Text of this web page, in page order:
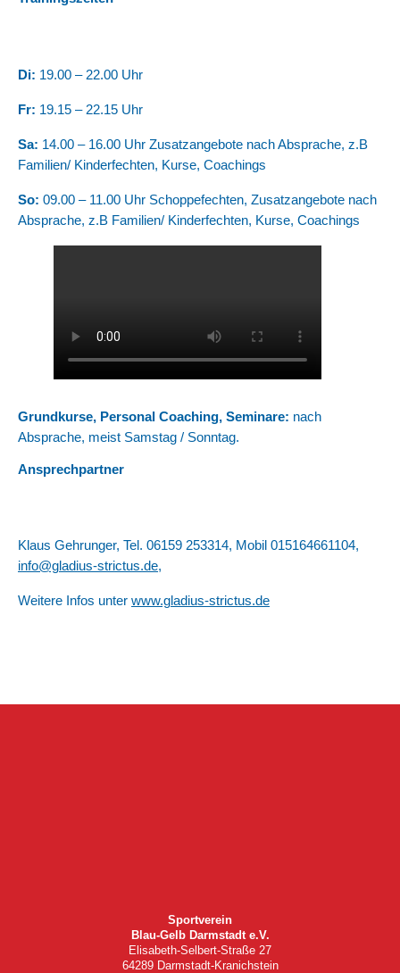
Di: 19.00 – 22.00 Uhr
Fr: 19.15 – 22.15 Uhr
Sa: 14.00 – 16.00 Uhr Zusatzangebote nach Absprache, z.B
Familien/ Kinderfechten, Kurse, Coachings
So: 09.00 – 11.00 Uhr Schoppefechten, Zusatzangebote nach
Absprache, z.B Familien/ Kinderfechten, Kurse, Coachings
Grundkurse, Personal Coaching, Seminare: nach
Absprache, meist Samstag / Sonntag.
Ansprechpartner
Klaus Gehrunger, Tel. 06159 253314, Mobil 015164661104,
info@gladius-strictus.de,
Weitere Infos unter www.gladius-strictus.de
Sportverein
Blau-Gelb Darmstadt e.V.
Elisabeth-Selbert-Straße 27
64289 Darmstadt-Kranichstein